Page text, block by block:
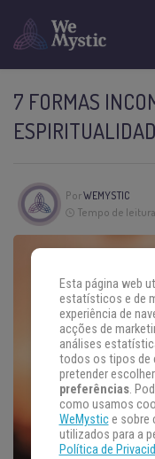
7 FORMAS
PorWEMYSTIC
Tempo de
Esta página web
estatísticos e de
experiência de
acções de
análises
todos os tipos de
pretender
preferências.
como usamos
WeMystice sobre
utilizados para a
Política de